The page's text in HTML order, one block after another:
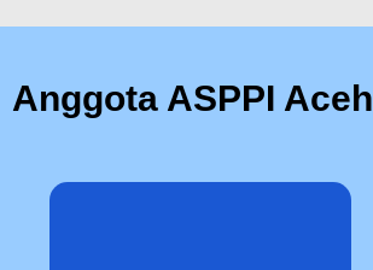
Anggota ASPPI Aceh